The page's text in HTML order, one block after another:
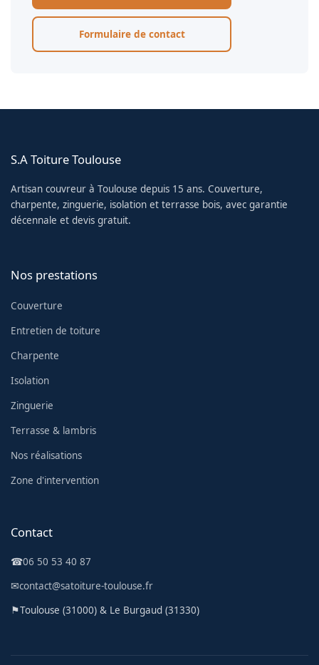
Formulaire de contact
S.A Toiture Toulouse
Artisan couvreur à Toulouse depuis 15 ans. Couverture,
charpente, zinguerie, isolation et terrasse bois, avec garantie
décennale et devis gratuit.
Nos prestations
Couverture
Entretien de toiture
Charpente
Isolation
Zinguerie
Terrasse & lambris
Nos réalisations
Zone d'intervention
Contact
☎06 50 53 40 87
✉contact@satoiture-toulouse.fr
⚑Toulouse (31000) & Le Burgaud (31330)